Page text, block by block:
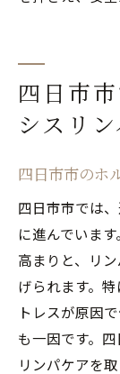
四日市
シスリ
四日市市のホ
四日市市では
に進んでいま
高まりと、リ
げられます。
トレスが原因
も一因です。
リンパケアを